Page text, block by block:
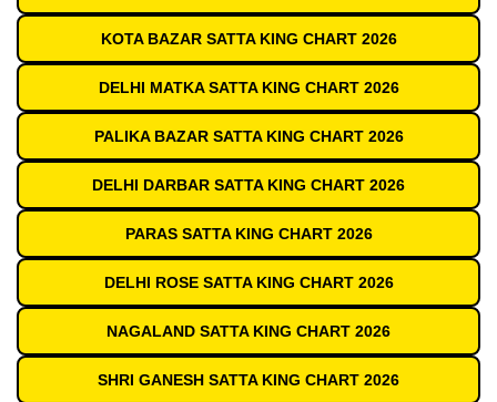
KOTA BAZAR SATTA KING CHART 2026
DELHI MATKA SATTA KING CHART 2026
PALIKA BAZAR SATTA KING CHART 2026
DELHI DARBAR SATTA KING CHART 2026
PARAS SATTA KING CHART 2026
DELHI ROSE SATTA KING CHART 2026
NAGALAND SATTA KING CHART 2026
SHRI GANESH SATTA KING CHART 2026